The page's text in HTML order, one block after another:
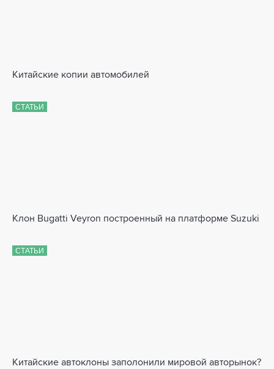
Китайские копии автомобилей
СТАТЬИ
Клон Bugatti Veyron построенный на платформе Suzuki
СТАТЬИ
Китайские автоклоны заполонили мировой авторынок?